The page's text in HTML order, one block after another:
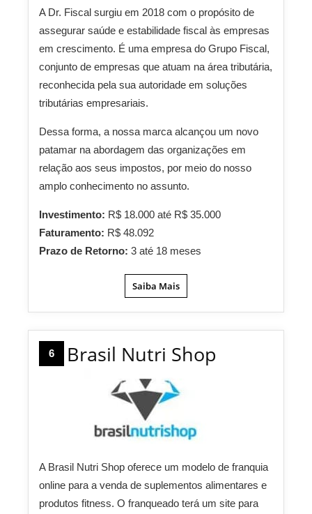
A Dr. Fiscal surgiu em 2018 com o propósito de
assegurar saúde e estabilidade fiscal às empresas
em crescimento. É uma empresa do Grupo Fiscal,
conjunto de empresas que atuam na área tributária,
reconhecida pela sua autoridade em soluções
tributárias empresariais.
Dessa forma, a nossa marca alcançou um novo
patamar na abordagem das organizações em
relação aos seus impostos, por meio do nosso
amplo conhecimento no assunto.
Investimento: R$ 18.000 até R$ 35.000
Faturamento: R$ 48.092
Prazo de Retorno: 3 até 18 meses
Saiba Mais
6 Brasil Nutri Shop
A Brasil Nutri Shop oferece um modelo de franquia
online para a venda de suplementos alimentares e
produtos fitness. O franqueado terá um site para